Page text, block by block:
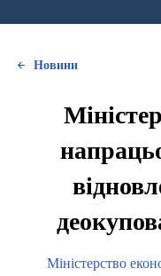
Новини
Міністерство